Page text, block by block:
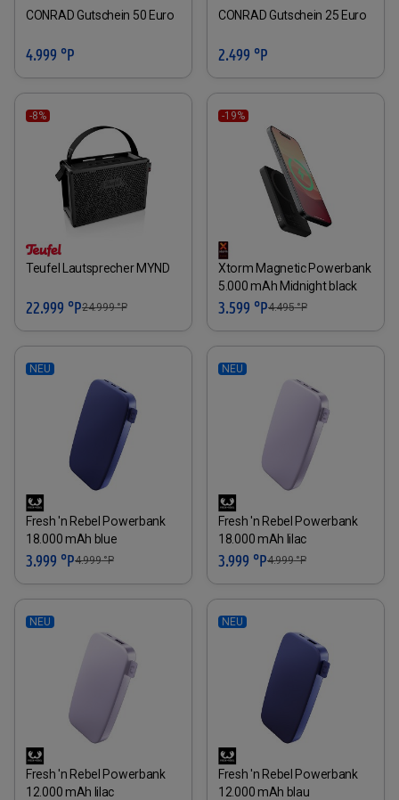
CONRAD Gutschein 50 Euro
4.999 °P
CONRAD Gutschein 25 Euro
2.499 °P
-8%
Teufel Lautsprecher MYND
22.999 °P24.999°P
-19%
Xtorm Magnetic Powerbank
5.000 mAh Midnight black
3.599 °P4.495°P
NEU
Fresh 'n Rebel Powerbank
18.000 mAh blue
3.999 °P4.999°P
NEU
Fresh 'n Rebel Powerbank
18.000 mAh lilac
3.999 °P4.999°P
NEU
Fresh 'n Rebel Powerbank
12.000 mAh lilac
NEU
Fresh 'n Rebel Powerbank
12.000 mAh blau